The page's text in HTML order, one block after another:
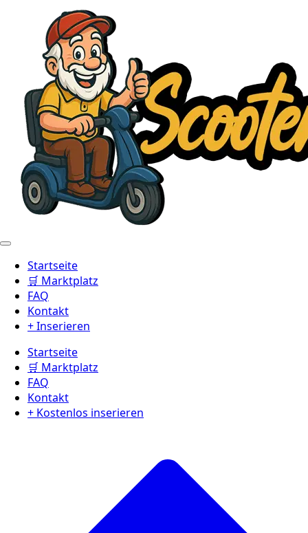
Startseite
🛒 Marktplatz
FAQ
Kontakt
+ Inserieren
Startseite
🛒 Marktplatz
FAQ
Kontakt
+ Kostenlos inserieren